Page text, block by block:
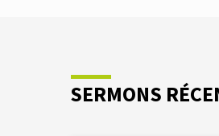
SERMONS